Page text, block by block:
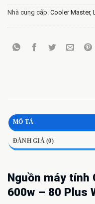
Nhà cung cấp: Cooler Master,
MÔ TẢ
ĐÁNH GIÁ (0)
Nguồn máy tính
600w – 80 Plus